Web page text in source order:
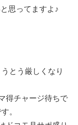
思ってますよ♪
とう厳しくなり
得チャージ待ちで
。